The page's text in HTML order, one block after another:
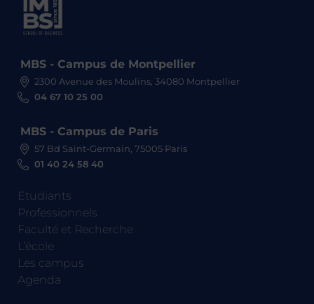
MBS - Campus de Montpellier
2300 Avenue des Moulins, 34080 Montpellier
04 67 10 25 00
MBS - Campus de Paris
57 Bd Saint-Germain, 75005 Paris
01 40 24 58 40
Etudiants
Professionnels
Faculté et Recherche
L’école
Les campus
Agenda